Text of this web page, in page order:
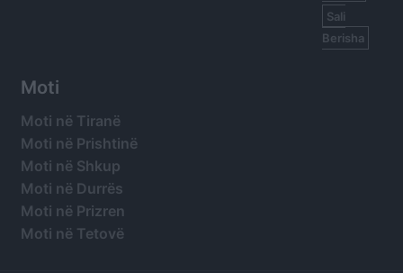
Sali
Berisha
Moti
Moti në Tiranë
Moti në Prishtinë
Moti në Shkup
Moti në Durrës
Moti në Prizren
Moti në Tetovë